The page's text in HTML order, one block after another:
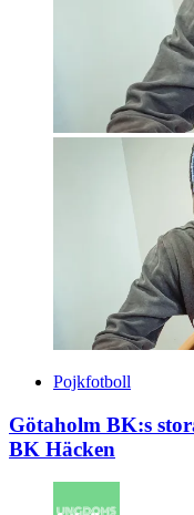
Pojkfotboll
Götaholm BK:s
BK Häcken